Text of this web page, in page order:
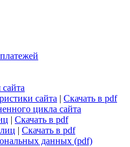
сайта | Скачать в pdf
цикла сайта
| Скачать в pdf
| Скачать в pdf
данных (pdf)